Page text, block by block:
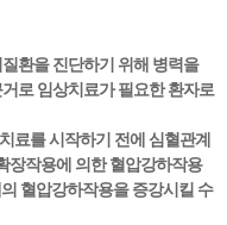
환을 진단하기 위해 병력을
로 임상치료가 필요한 환자로
료를 시작하기 전에 심혈관계
장작용에 의한 혈압강하작용
혈압강하작용을 증강시킬 수